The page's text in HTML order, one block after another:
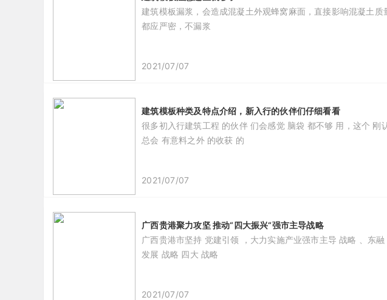
建筑模板漏浆，会造成混凝土外观蜂窝麻面，直接影响混凝土
都应严密，不漏浆
2021/07/07
建筑模板种类及特点介绍，新入行的伙伴们仔细看看
很多初入行建筑工程 的伙伴 们会感觉 脑袋 都不够 用，这个 刚
总会 有意料之外 的收获 的
2021/07/07
广西贵港聚力攻坚 推动“四大振兴“强市主导战略
广西贵港市坚持 党建引领 ，大力实施产业强市主导 战略 、东
发展 战略 四大 战略
2021/07/07